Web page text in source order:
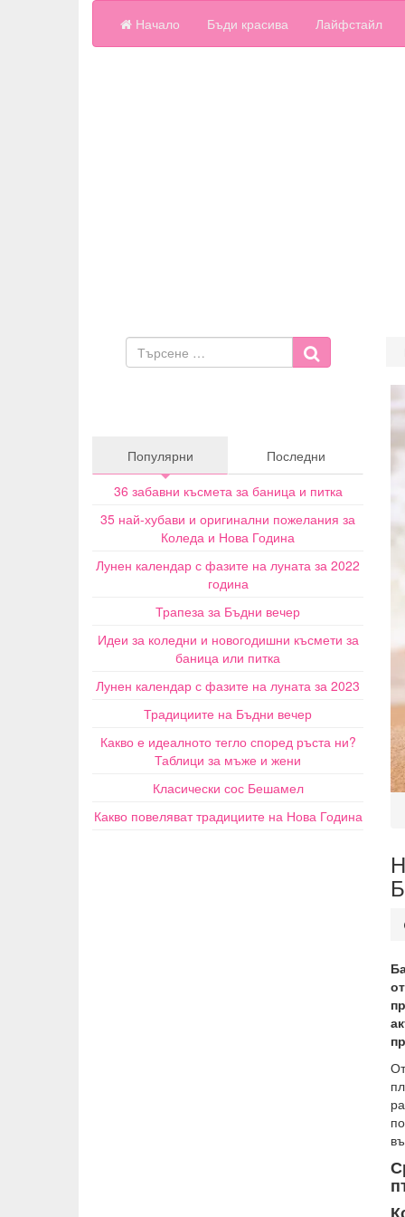
Начало Бъди красива Лайфстайл
Популярни
Последни
36 забавни късмета за баница и питка
35 най-хубави и оригинални пожелания за
Коледа и Нова Година
Лунен календар с фазите на луната за 2022
година
Трапеза за Бъдни вечер
Идеи за коледни и новогодишни късмети за
баница или питка
Лунен календар с фазите на луната за 2023
Традициите на Бъдни вечер
Какво е идеалното тегло според ръста ни?
Таблици за мъже и жени
Класически сос Бешамел
Какво повеляват традициите на Нова Година